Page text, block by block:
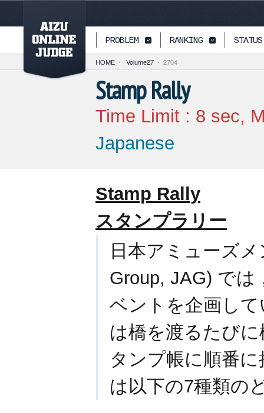
PAGETOP PROBLEM RANKING STATUS
HOME - Volume27 - 2704
Stamp Rally
Time Limit : 8 sec,
Japanese
Stamp Rally
スタンプラリー
日本アミューズ
Group, JAG) では
ベントを企画し
は橋を渡るたび
タンプ帳に順番
は以下の7種類の